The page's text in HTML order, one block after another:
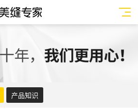
产品知识